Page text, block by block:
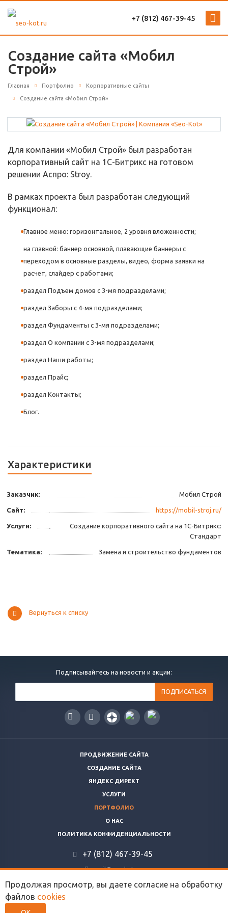
+7 (812) 467-39-45
Создание сайта «Мобил
Строй»
Главная Портфолио Корпоративные сайты
Создание сайта «Мобил Строй»
Для компании «Мобил Строй» был разработан
корпоративный сайт на 1С-Битрикс на готовом
решении Аспро: Stroy.
В рамках проекта был разработан следующий
функционал:
Главное меню: горизонтальное, 2 уровня вложенности;
на главной: баннер основной, плавающие баннеры с
переходом в основные разделы, видео, форма заявки на
расчет, слайдер с работами;
раздел Подъем домов с 3-мя подразделами;
раздел Заборы с 4-мя подразделами;
раздел Фундаменты с 3-мя подразделами;
раздел О компании с 3-мя подразделами;
раздел Наши работы;
раздел Прайс;
раздел Контакты;
Блог.
Характеристики
Заказчик: Мобил Строй
Сайт: https://mobil-stroj.ru/
Услуги:
Создание корпоративного сайта на 1С-Битрикс:
Стандарт
Тематика: Замена и строительство фундаментов
Вернуться к списку
Подписывайтесь на новости и акции:
ПРОДВИЖЕНИЕ САЙТА
СОЗДАНИЕ САЙТА
ЯНДЕКС ДИРЕКТ
УСЛУГИ
ПОРТФОЛИО
О НАС
ПОЛИТИКА КОНФИДЕНЦИАЛЬНОСТИ
+7 (812) 467-39-45
mail@seo-kot.ru
SeoKot4.2 ★★★★☆ Яндекс SeoKot5.0★★★★★ Google
Продолжая просмотр, вы даете согласие на обработку
файлов cookies